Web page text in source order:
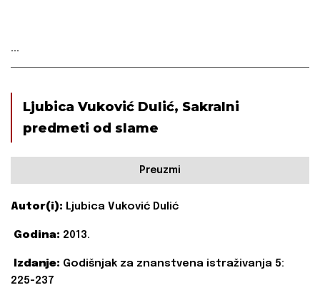
...
Ljubica Vuković Dulić, Sakralni
predmeti od slame
Preuzmi
Autor(i): Ljubica Vuković Dulić
Godina: 2013.
Izdanje: Godišnjak za znanstvena istraživanja 5:
225-237